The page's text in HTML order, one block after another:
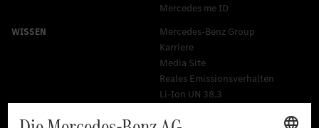
Mercedes me ID
Mercedes-Benz Group
Karriere
Media Site
Reales Emissionsverhalten
Li-Ion UN 38.3